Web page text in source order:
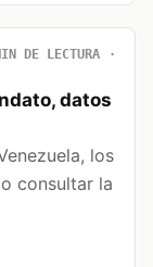
DE LECTURA
datos
los
consultar la